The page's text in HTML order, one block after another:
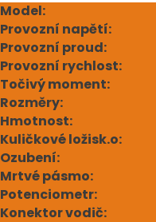
Model:
Provozní napětí:
Provozní proud:
Provozní rychlost:
Točivý moment:
Rozměry:
Hmotnost:
Kuličkové ložisk.o:
Ozubení:
Mrtvé pásmo:
Potenciometr:
Konektor vodič: